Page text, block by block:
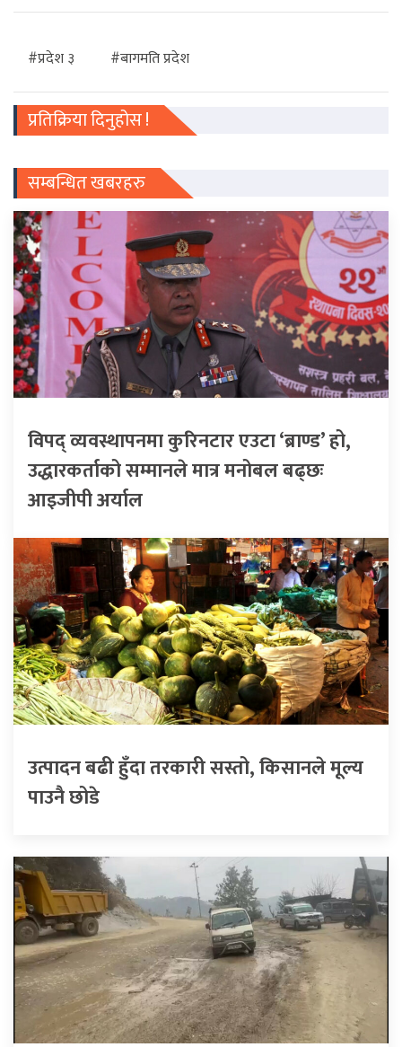
#प्रदेश ३ #बागमति प्रदेश
प्रतिक्रिया दिनुहोस !
सम्बन्धित खबरहरु
विपद् व्यवस्थापनमा कुरिनटार एउटा ‘ब्राण्ड’ हो,
उद्धारकर्ताको सम्मानले मात्र मनोबल बढ्छः
आइजीपी अर्याल
उत्पादन बढी हुँदा तरकारी सस्तो, किसानले मूल्य
पाउनै छोडे